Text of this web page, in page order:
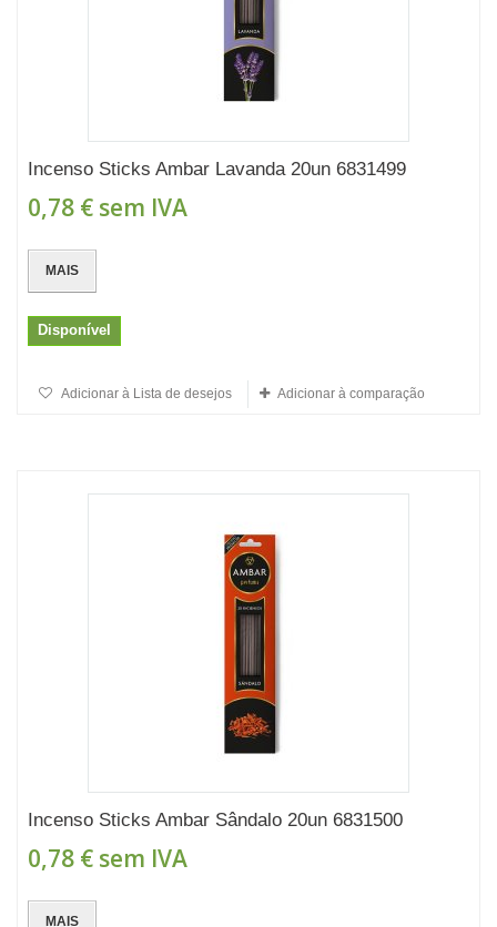
Incenso Sticks Ambar Lavanda 20un 6831499
0,78 € sem IVA
MAIS
Disponível
Adicionar à Lista de desejos Adicionar à comparação
Incenso Sticks Ambar Sândalo 20un 6831500
0,78 € sem IVA
MAIS